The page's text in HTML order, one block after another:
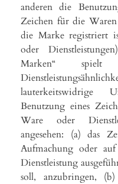
anderen die
Zeichen für die
die Marke registriert
oder
Marken“
lauterkeitswidrige
Benutzung eines
Ware oder
angesehen: (a) das
Aufmachung oder
Dienstleistung
soll, anzubringen,